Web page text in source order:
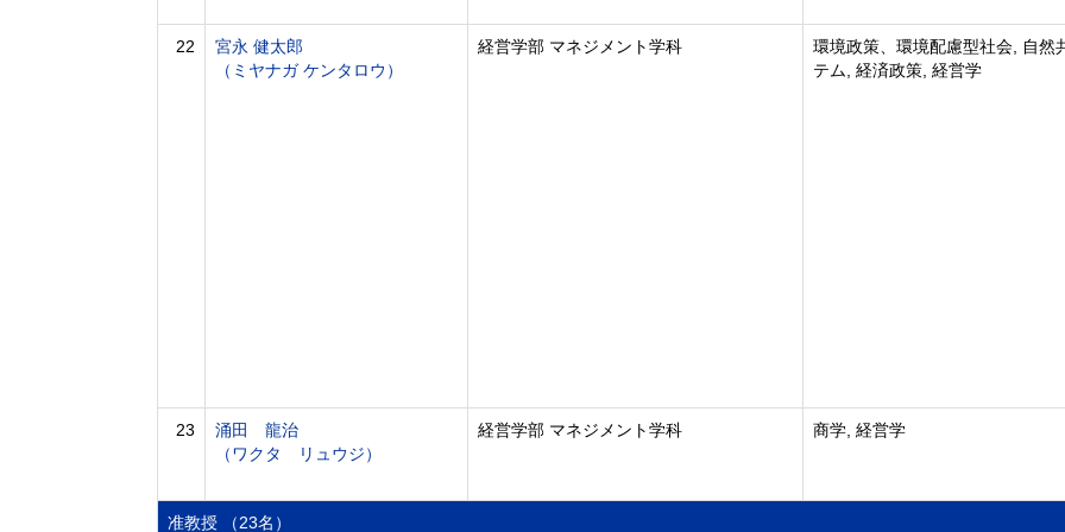
22
宮永 健太郎
（ミヤナガ ケンタロウ）
経営学部 マネジメント学科
環境政策、環境配慮型社会, 自然
テム, 経済政策, 経営学
23
涌田 龍治
（ワクタ リュウジ）
経営学部 マネジメント学科 商学, 経営学
准教授 （23名）